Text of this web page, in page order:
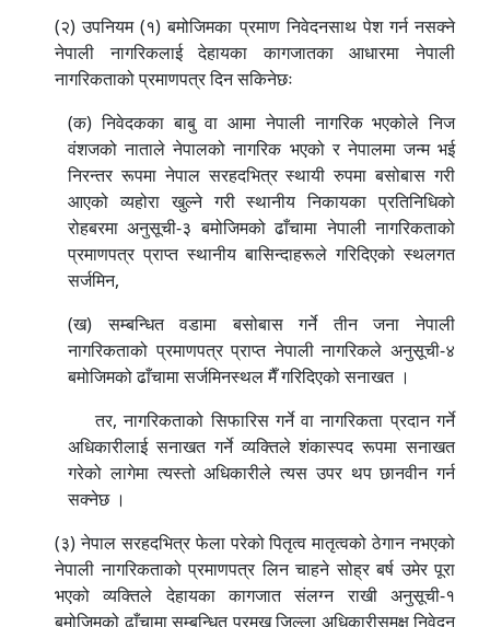
(२) उपनियम (१) बमोजिमका प्रमाण निवेदनसाथ पेश गर्न नसक्ने
नेपाली नागरिकलाई देहायका कागजातका आधारमा नेपाली
नागरिकताको प्रमाणपत्र दिन सकिनेछः
(क) निवेदकका बाबु वा आमा नेपाली नागरिक भएकोले निज
वंशजको नाताले नेपालको नागरिक भएको र नेपालमा जन्म भई
निरन्तर रूपमा नेपाल सरहदभित्र स्थायी रुपमा बसोबास गरी
आएको व्यहोरा खुल्ने गरी स्थानीय निकायका प्रतिनिधिको
रोहबरमा अनुसूची-३ बमोजिमको ढाँचामा नेपाली नागरिकताको
प्रमाणपत्र प्राप्त स्थानीय बासिन्दाहरूले गरिदिएको स्थलगत
सर्जमिन,
(ख) सम्बन्धित वडामा बसोबास गर्ने तीन जना नेपाली
नागरिकताको प्रमाणपत्र प्राप्त नेपाली नागरिकले अनुसूची-४
बमोजिमको ढाँचामा सर्जमिनस्थल मैँ गरिदिएको सनाखत ।
तर, नागरिकताको सिफारिस गर्ने वा नागरिकता प्रदान गर्ने
अधिकारीलाई सनाखत गर्ने व्यक्तिले शंकास्पद रूपमा सनाखत
गरेको लागेमा त्यस्तो अधिकारीले त्यस उपर थप छानवीन गर्न
सक्नेछ ।
(३) नेपाल सरहदभित्र फेला परेको पितृत्व मातृत्वको ठेगान नभएको
नेपाली नागरिकताको प्रमाणपत्र लिन चाहने सोह्र बर्ष उमेर पूरा
भएको व्यक्तिले देहायका कागजात संलग्न राखी अनुसूची-१
बमोजिमको ढाँचामा सम्बन्धित प्रमुख जिल्ला अधिकारीसमक्ष निवेदन